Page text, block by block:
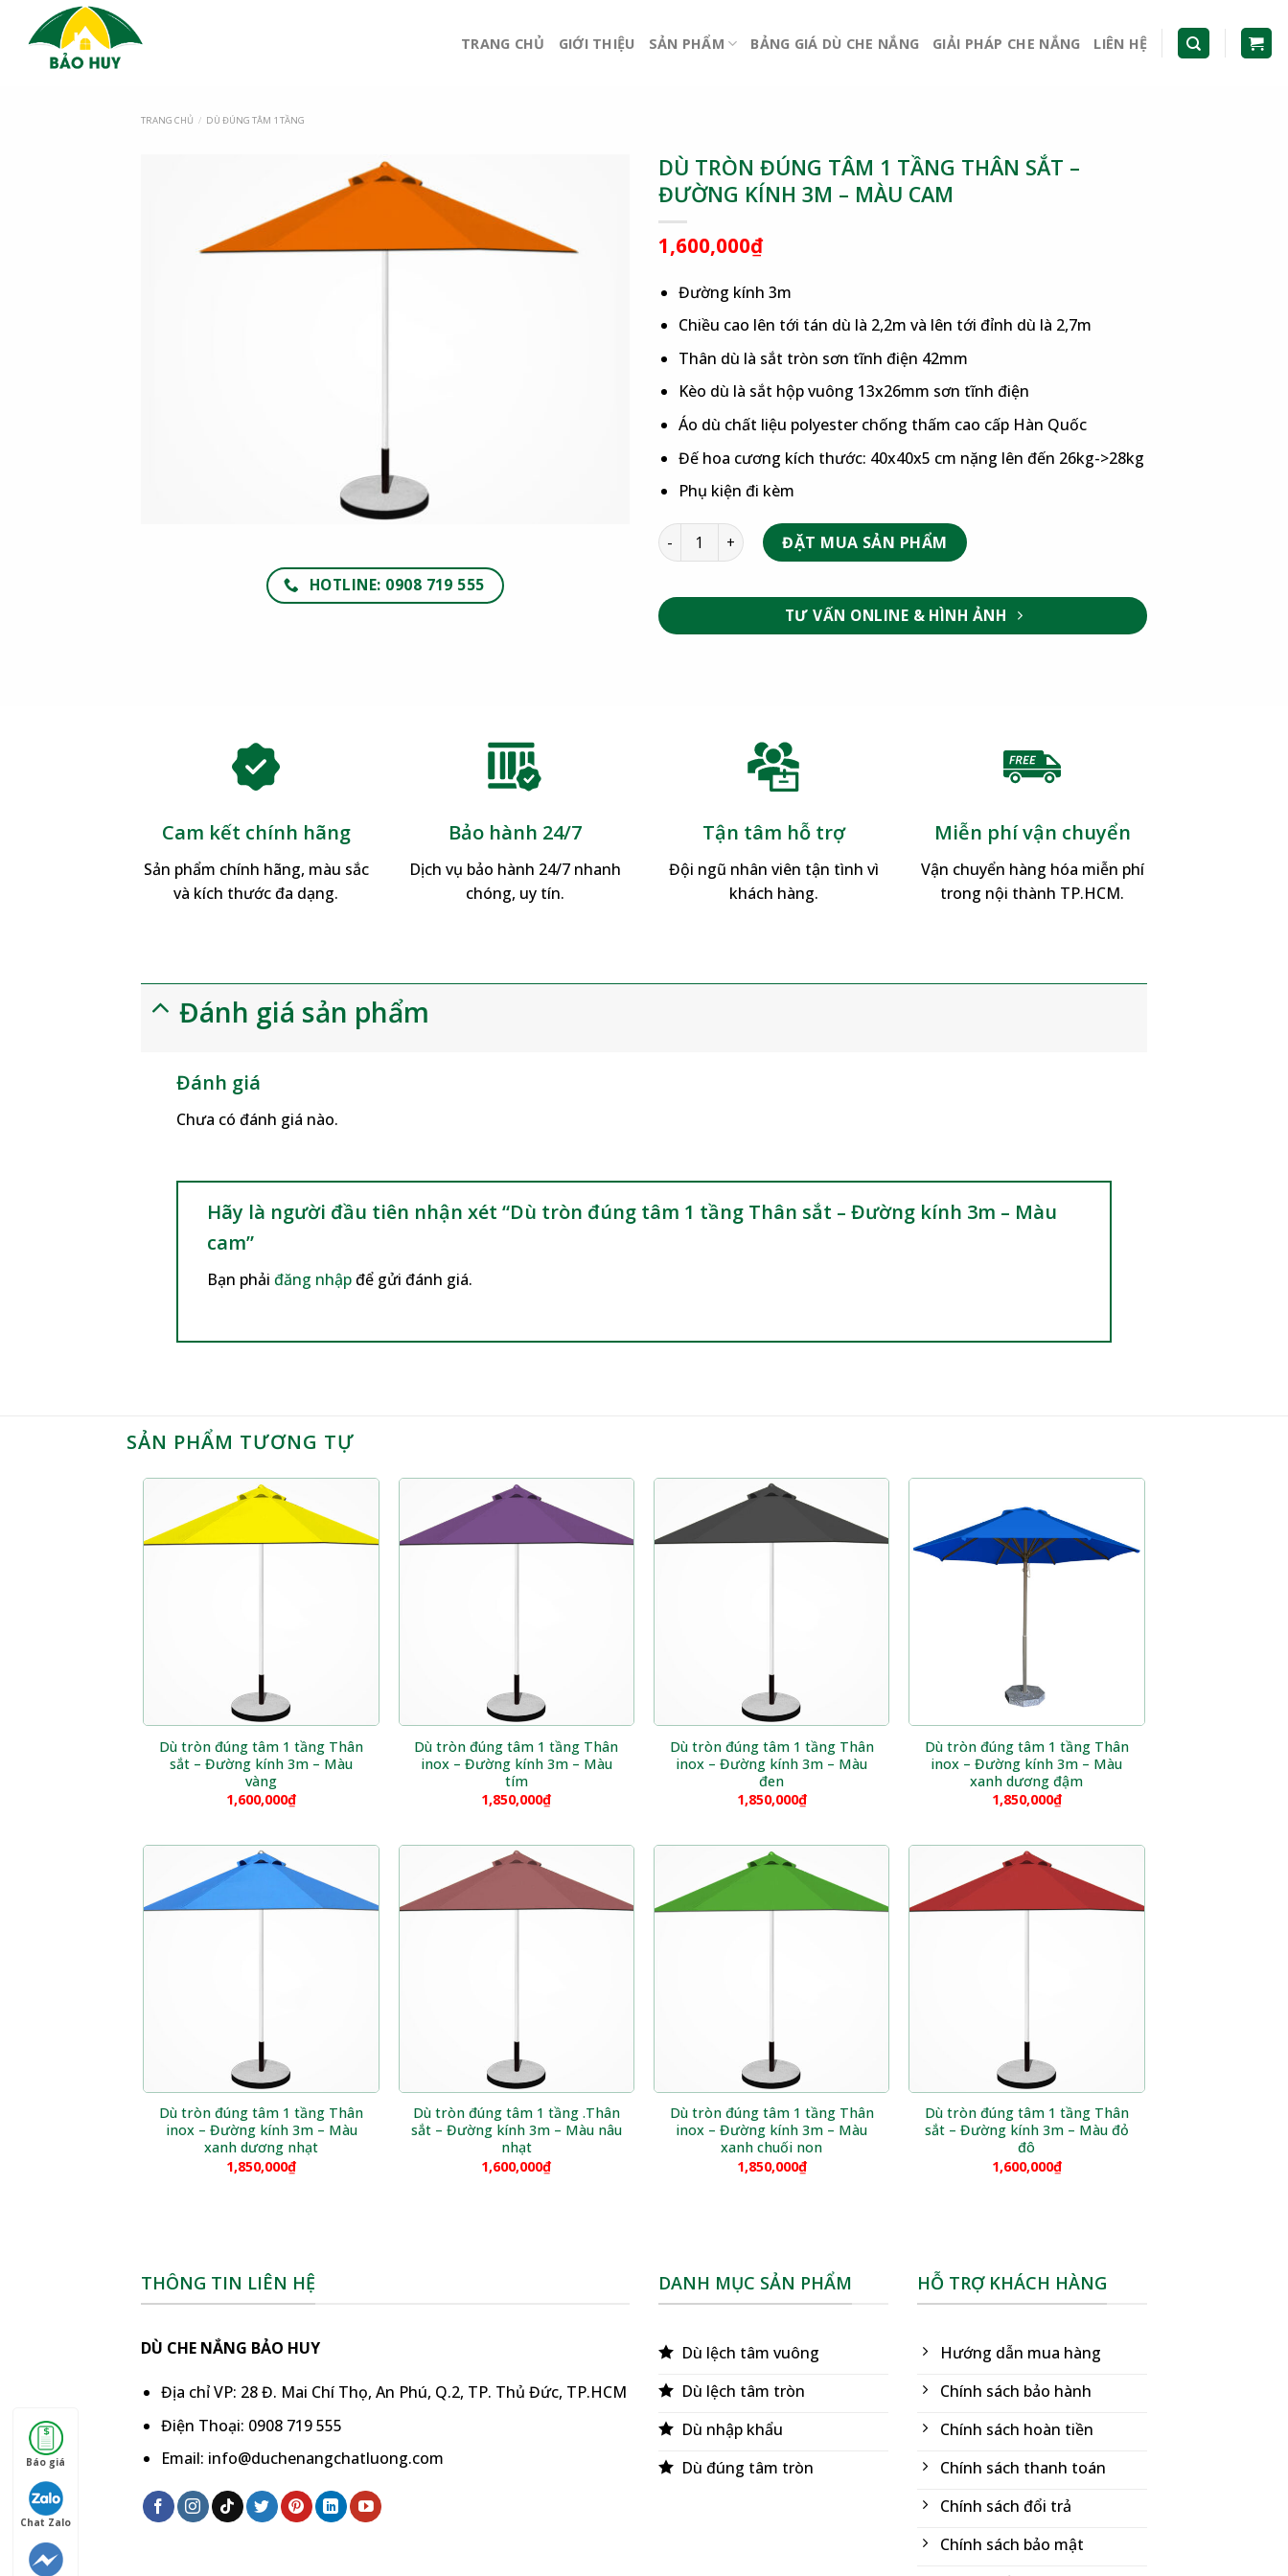
TRANG CHỦ GIỚI THIỆU SẢN PHẨM BẢNG GIÁ DÙ CHE NẮNG GIẢI PHÁP CHE NẮNG LIÊN HỆ
TRANG CHỦ / DÙ ĐÚNG TÂM 1 TẦNG
HOTLINE: 0908 719 555
DÙ TRÒN ĐÚNG TÂM 1 TẦNG THÂN SẮT –
ĐƯỜNG KÍNH 3M – MÀU CAM
1,600,000₫
Đường kính 3m
Chiều cao lên tới tán dù là 2,2m và lên tới đỉnh dù là 2,7m
Thân dù là sắt tròn sơn tĩnh điện 42mm
Kèo dù là sắt hộp vuông 13x26mm sơn tĩnh điện
Áo dù chất liệu polyester chống thấm cao cấp Hàn Quốc
Đế hoa cương kích thước: 40x40x5 cm nặng lên đến 26kg->28kg
Phụ kiện đi kèm
ĐẶT MUA SẢN PHẨM
TƯ VẤN ONLINE & HÌNH ẢNH
Cam kết chính hãng
Sản phẩm chính hãng, màu sắc
và kích thước đa dạng.
Bảo hành 24/7
Dịch vụ bảo hành 24/7 nhanh
chóng, uy tín.
Tận tâm hỗ trợ
Đội ngũ nhân viên tận tình vì
khách hàng.
Miễn phí vận chuyển
Vận chuyển hàng hóa miễn phí
trong nội thành TP.HCM.
Đánh giá sản phẩm
Đánh giá
Chưa có đánh giá nào.
Hãy là người đầu tiên nhận xét “Dù tròn đúng tâm 1 tầng Thân sắt – Đường kính 3m – Màu
cam”
Bạn phải đăng nhậpđể gửi đánh giá.
SẢN PHẨM TƯƠNG TỰ
Dù tròn đúng tâm 1 tầng Thân
sắt – Đường kính 3m – Màu
vàng
1,600,000₫
Dù tròn đúng tâm 1 tầng Thân
inox – Đường kính 3m – Màu
tím
1,850,000₫
Dù tròn đúng tâm 1 tầng Thân
inox – Đường kính 3m – Màu
đen
1,850,000₫
Dù tròn đúng tâm 1 tầng Thân
inox – Đường kính 3m – Màu
xanh dương đậm
1,850,000₫
Dù tròn đúng tâm 1 tầng Thân
inox – Đường kính 3m – Màu
xanh dương nhạt
1,850,000₫
Dù tròn đúng tâm 1 tầng .Thân
sắt – Đường kính 3m – Màu nâu
nhạt
1,600,000₫
Dù tròn đúng tâm 1 tầng Thân
inox – Đường kính 3m – Màu
xanh chuối non
1,850,000₫
Dù tròn đúng tâm 1 tầng Thân
sắt – Đường kính 3m – Màu đỏ
đô
1,600,000₫
THÔNG TIN LIÊN HỆ
DÙ CHE NẮNG BẢO HUY
Địa chỉ VP: 28 Đ. Mai Chí Thọ, An Phú, Q.2, TP. Thủ Đức, TP.HCM
Điện Thoại: 0908 719 555
Email: info@duchenangchatluong.com
DANH MỤC SẢN PHẨM
Dù lệch tâm vuông
Dù lệch tâm tròn
Dù nhập khẩu
Dù đúng tâm tròn
HỖ TRỢ KHÁCH HÀNG
Hướng dẫn mua hàng
Chính sách bảo hành
Chính sách hoàn tiền
Chính sách thanh toán
Chính sách đổi trả
Chính sách bảo mật
Báo giá
Chat Zalo